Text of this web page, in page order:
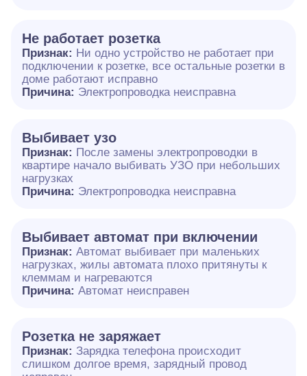
Не работает розетка
Признак: Ни одно устройство не работает при
подключении к розетке, все остальные розетки в
доме работают исправно
Причина: Электропроводка неисправна
Выбивает узо
Признак: После замены электропроводки в
квартире начало выбивать УЗО при небольших
нагрузках
Причина: Электропроводка неисправна
Выбивает автомат при включении
Признак: Автомат выбивает при маленьких
нагрузках, жилы автомата плохо притянуты к
клеммам и нагреваются
Причина: Автомат неисправен
Розетка не заряжает
Признак: Зарядка телефона происходит
слишком долгое время, зарядный провод